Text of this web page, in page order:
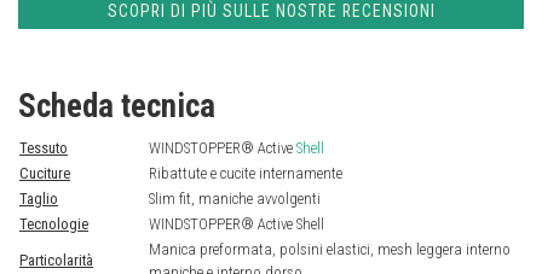
SCOPRI DI PIÙ SULLE NOSTRE RECENSIONI
Scheda tecnica
Tessuto WINDSTOPPER® Active Shell
Cuciture
Ribattute e cucite internamente
Taglio
Slim fit, maniche avvolgenti
Tecnologie
WINDSTOPPER® Active Shell
Particolarità
Manica preformata, polsini elastici, mesh leggera interno